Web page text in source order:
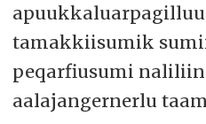
tamakkiisumik
peqarfiusumi
aalajangernerlu